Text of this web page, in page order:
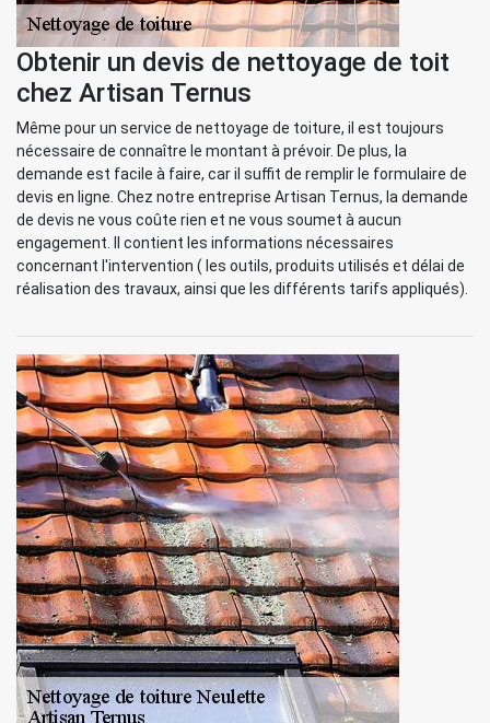
Obtenir un devis de nettoyage de toit
chez Artisan Ternus
Même pour un service de nettoyage de toiture, il est toujours
nécessaire de connaître le montant à prévoir. De plus, la
demande est facile à faire, car il suffit de remplir le formulaire de
devis en ligne. Chez notre entreprise Artisan Ternus, la demande
de devis ne vous coûte rien et ne vous soumet à aucun
engagement. Il contient les informations nécessaires
concernant l'intervention ( les outils, produits utilisés et délai de
réalisation des travaux, ainsi que les différents tarifs appliqués).